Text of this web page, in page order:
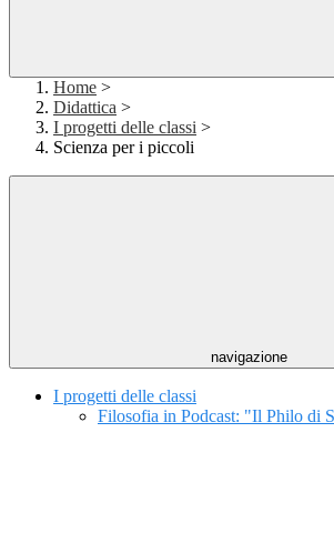
Home >
Didattica >
I progetti delle classi >
Scienza per i piccoli
navigazione
I progetti delle classi
Filosofia in Podcast: "Il Philo di